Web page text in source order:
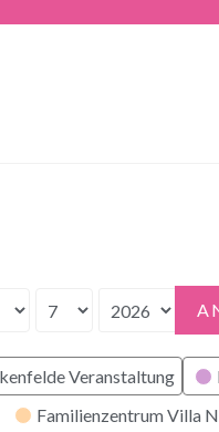
Veranstaltung
Familienzentrum Villa